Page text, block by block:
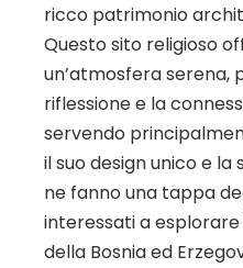
ricco patrimonio
Questo sito religioso
un’atmosfera
riflessione e la
servendo
il suo design unico e
ne fanno una tappa
interessati a
della Bosnia ed